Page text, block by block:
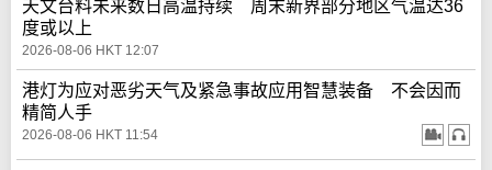
天文台料未来数日高温持续 周末新界部分地区气温达36
度或以上
2026-08-06 HKT 12:07
港灯为应对恶劣天气及紧急事故应用智慧装备 不会因而
精简人手
2026-08-06 HKT 11:54